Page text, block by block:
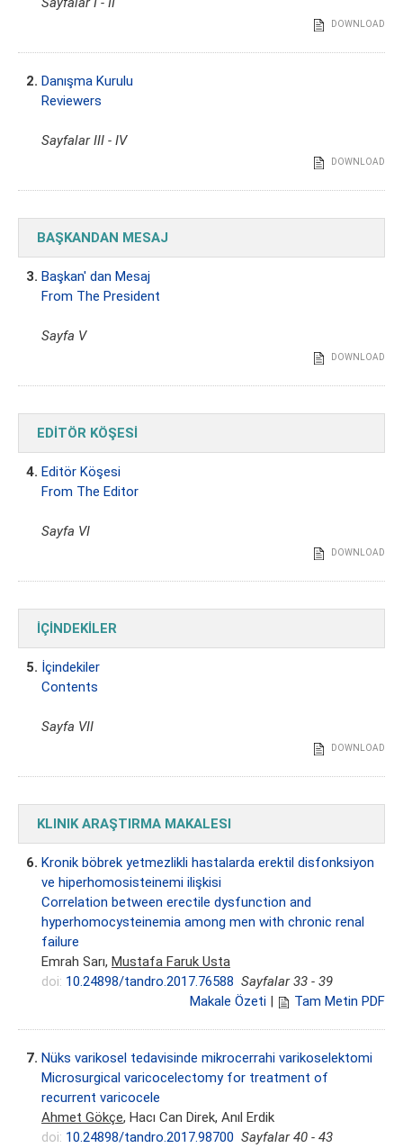
DOWNLOAD
2. Danışma Kurulu
Reviewers
Sayfalar III - IV
DOWNLOAD
BAŞKANDAN MESAJ
3. Başkan' dan Mesaj
From The President
Sayfa V
DOWNLOAD
EDİTÖR KÖŞESİ
4. Editör Köşesi
From The Editor
Sayfa VI
DOWNLOAD
İÇİNDEKİLER
5. İçindekiler
Contents
Sayfa VII
DOWNLOAD
KLINIK ARAŞTIRMA MAKALESI
6. Kronik böbrek yetmezlikli hastalarda erektil disfonksiyon
ve hiperhomosisteinemi ilişkisi
Correlation between erectile dysfunction and
hyperhomocysteinemia among men with chronic renal
failure
Emrah Sarı, Mustafa Faruk Usta
doi: 10.24898/tandro.2017.76588 Sayfalar 33 - 39
Makale Özeti
Tam Metin PDF
7. Nüks varikosel tedavisinde mikrocerrahi varikoselektomi
Microsurgical varicocelectomy for treatment of
recurrent varicocele
Ahmet Gökçe, Hacı Can Direk, Anıl Erdik
doi: 10.24898/tandro.2017.98700 Sayfalar 40 - 43